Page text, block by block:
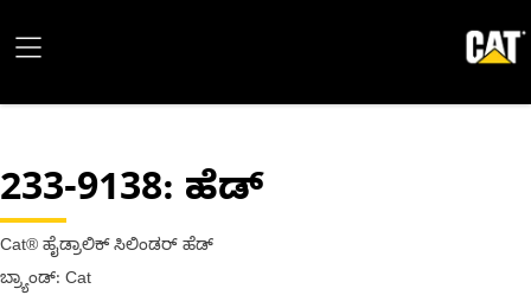
233-9138: ಹೆಡ್
Cat® ಹೈಡ್ರಾಲಿಕ್ ಸಿಲಿಂಡರ್ ಹೆಡ್
ಬ್ರ್ಯಾಂಡ್: Cat